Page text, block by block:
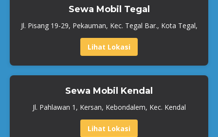
Sewa Mobil Tegal
Jl. Pisang 19-29, Pekauman, Kec. Tegal Bar., Kota Tegal,
Lihat Lokasi
Sewa Mobil Kendal
Jl. Pahlawan 1, Kersan, Kebondalem, Kec. Kendal
Lihat Lokasi